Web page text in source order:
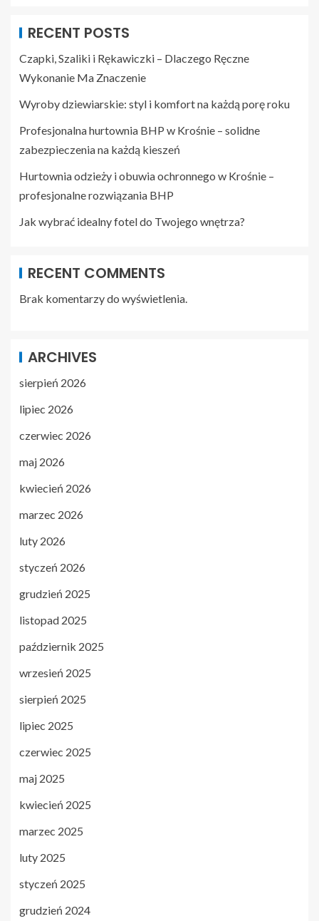
RECENT POSTS
Czapki, Szaliki i Rękawiczki – Dlaczego Ręczne
Wykonanie Ma Znaczenie
Wyroby dziewiarskie: styl i komfort na każdą porę roku
Profesjonalna hurtownia BHP w Krośnie – solidne
zabezpieczenia na każdą kieszeń
Hurtownia odzieży i obuwia ochronnego w Krośnie –
profesjonalne rozwiązania BHP
Jak wybrać idealny fotel do Twojego wnętrza?
RECENT COMMENTS
Brak komentarzy do wyświetlenia.
ARCHIVES
sierpień 2026
lipiec 2026
czerwiec 2026
maj 2026
kwiecień 2026
marzec 2026
luty 2026
styczeń 2026
grudzień 2025
listopad 2025
październik 2025
wrzesień 2025
sierpień 2025
lipiec 2025
czerwiec 2025
maj 2025
kwiecień 2025
marzec 2025
luty 2025
styczeń 2025
grudzień 2024